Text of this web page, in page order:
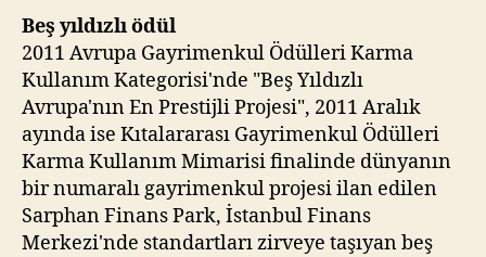
Beş yıldızlı ödül
2011 Avrupa Gayrimenkul Ödülleri Karma
Kullanım Kategorisi'nde "Beş Yıldızlı
Avrupa'nın En Prestijli Projesi", 2011 Aralık
ayında ise Kıtalararası Gayrimenkul Ödülleri
Karma Kullanım Mimarisi finalinde dünyanın
bir numaralı gayrimenkul projesi ilan edilen
Sarphan Finans Park, İstanbul Finans
Merkezi'nde standartları zirveye taşıyan beş